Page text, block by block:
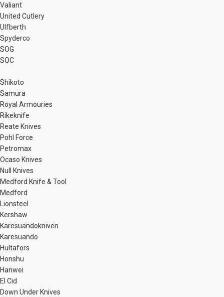
Valiant
United Cutlery
Ulfberth
Spyderco
SOG
SOC
Shikoto
Samura
Royal Armouries
Rikeknife
Reate Knives
Pohl Force
Petromax
Ocaso Knives
Null Knives
Medford Knife & Tool
Medford
Lionsteel
Kershaw
Karesuandokniven
Karesuando
Hultafors
Honshu
Hanwei
El Cid
Down Under Knives